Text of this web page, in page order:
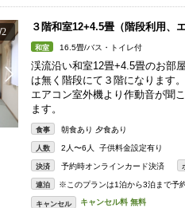
/2 ３階和室12+4.5畳（階段利用、
和室 16.5畳/バス・トイレ付
渓流沿い和室12畳+4.5畳のお部
は無く階段にて３階になります
エアコン室外機より作動音が聞
ます。
食事 朝食あり 夕食あり
人数 2人〜6人 子供料金設定有り
決済 予約時オンラインカード決済
連泊 ※このプランは1泊から3泊まで予
キャンセル